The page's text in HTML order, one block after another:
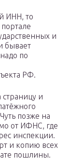
ИНН, то
и
бывает
по
РФ.
и
позже на
от ИФНС, где
инспекции.
и копию всех
пошлины.